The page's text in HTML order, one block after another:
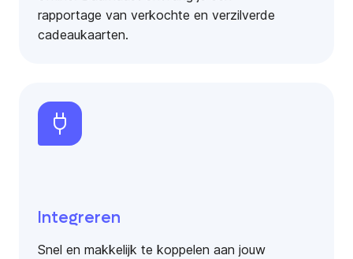
rapportage van verkochte en verzilverde
cadeaukaarten.
Integreren
Snel en makkelijk te koppelen aan jouw